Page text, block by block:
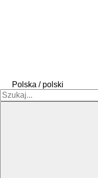
Polska / polski